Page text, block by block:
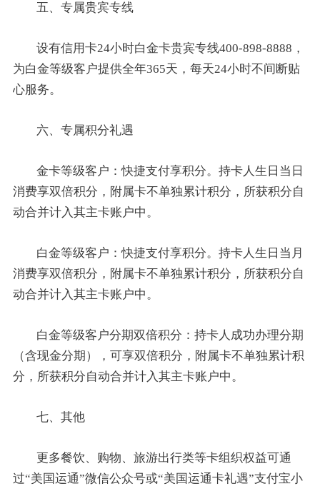
五、专属贵宾专线
设有信用卡24小时白金卡贵宾专线400-898-8888，
为白金等级客户提供全年365天，每天24小时不间断贴
心服务。
六、专属积分礼遇
金卡等级客户：快捷支付享积分。持卡人生日当日
消费享双倍积分，附属卡不单独累计积分，所获积分自
动合并计入其主卡账户中。
白金等级客户：快捷支付享积分。持卡人生日当月
消费享双倍积分，附属卡不单独累计积分，所获积分自
动合并计入其主卡账户中。
白金等级客户分期双倍积分：持卡人成功办理分期
（含现金分期），可享双倍积分，附属卡不单独累计积
分，所获积分自动合并计入其主卡账户中。
七、其他
更多餐饮、购物、旅游出行类等卡组织权益可通
过“美国运通”微信公众号或“美国运通卡礼遇”支付宝小